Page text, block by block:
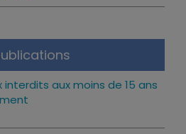
interdits aux moins de 15 ans